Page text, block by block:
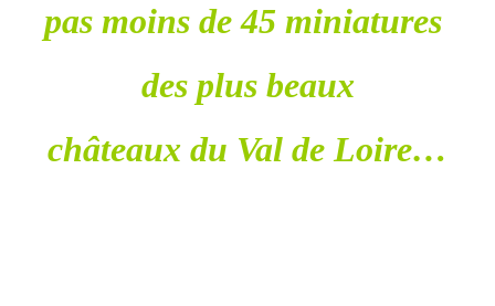
pas moins de 45 miniatures
des plus beaux
châteaux du Val de Loire…